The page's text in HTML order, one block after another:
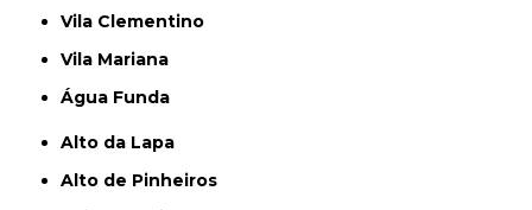
Vila Clementino
Vila Mariana
Água Funda
Alto da Lapa
Alto de Pinheiros